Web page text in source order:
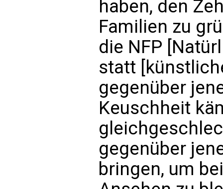
haben, den
Familien zu
die NFP
statt
gegenüber
Keuschheit
gegenüber
bringen, um